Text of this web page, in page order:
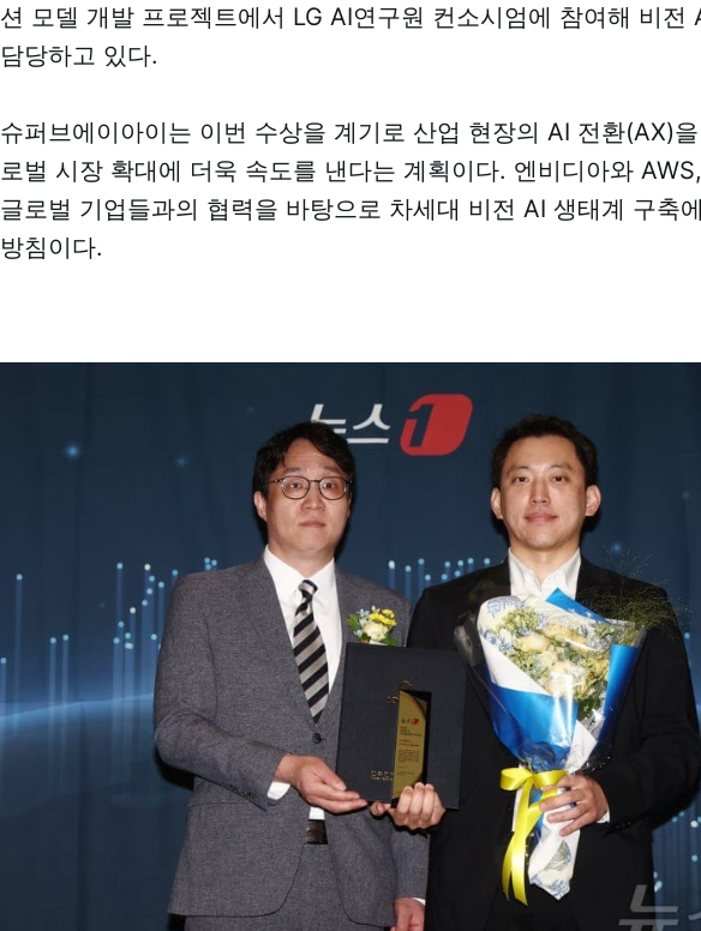
션 모델 개발 프로젝트에서 LG AI연구원 컨소시엄에 참여해 비전
담당하고 있다.
슈퍼브에이아이는 이번 수상을 계기로 산업 현장의 AI 전환(AX)
로벌 시장 확대에 더욱 속도를 낸다는 계획이다. 엔비디아와
글로벌 기업들과의 협력을 바탕으로 차세대 비전 AI 생태계 구축
방침이다.